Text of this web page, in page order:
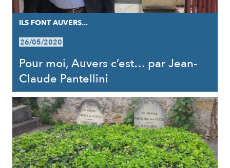
ILS FONT AUVERS...
26/05/2020
Pour moi, Auvers c’est… par Jean-
Claude Pantellini